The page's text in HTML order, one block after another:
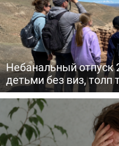
Небанальный отпуск
детьми без виз, толп